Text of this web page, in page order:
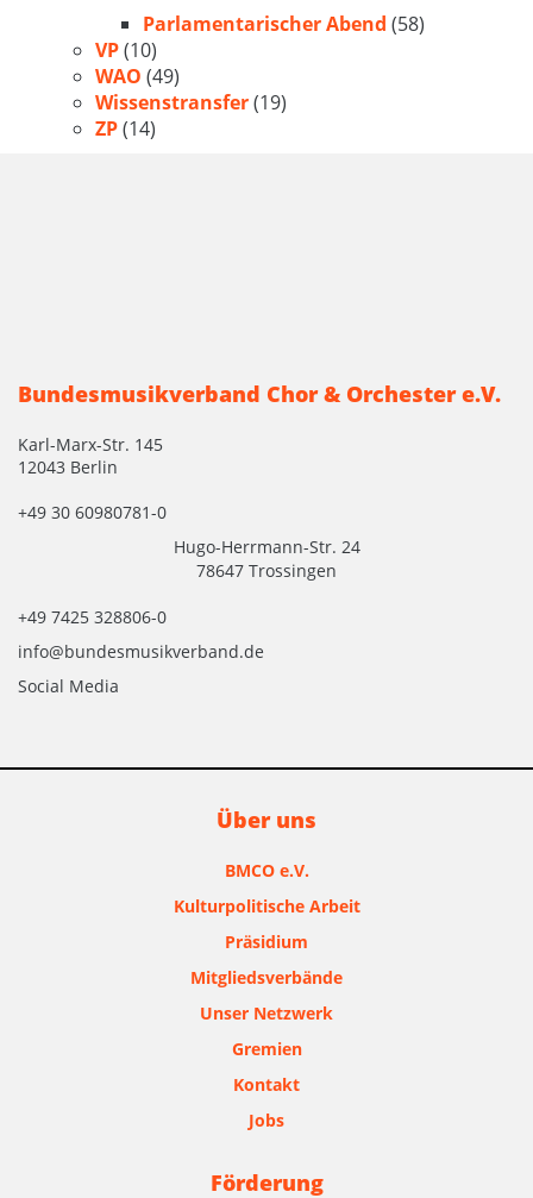
Parlamentarischer Abend (58)
VP(10)
WAO (49)
Wissenstransfer(19)
ZP(14)
Bundesmusikverband Chor & Orchester e.V.
Karl-Marx-Str. 145
12043 Berlin
+49 30 60980781-0
Hugo-Herrmann-Str. 24
78647 Trossingen
+49 7425 328806-0
info@bundesmusikverband.de
Social Media
Über uns
BMCO e.V.
Kulturpolitische Arbeit
Präsidium
Mitgliedsverbände
Unser Netzwerk
Gremien
Kontakt
Jobs
Förderung